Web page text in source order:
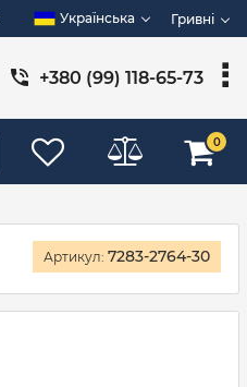
Українська Гривні
+380 (99) 118-65-73
0
Артикул: 7283-2764-30